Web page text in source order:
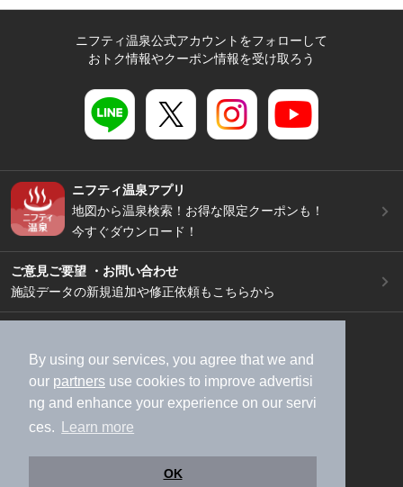
By using our services, you agree that we and
our partners use cookies to improve advertisi
ng and enhance your experience on our servi
ces.
Learn more
OK
ニフティ温泉公式アカウントをフォローして
おトク情報やクーポン情報を受け取ろう
ニフティ温泉アプリ
地図から温泉検索！お得な限定クーポンも！
今すぐダウンロード！
ご意見ご要望 ・お問い合わせ
施設データの新規追加や修正依頼もこちらから
加盟店募集（資料請求）
広告出稿のご案内
利用規約
ライフスタイルMEMBERS+規約
特定商取引法に基づく表記
ヘルプ
採用情報
運営会社